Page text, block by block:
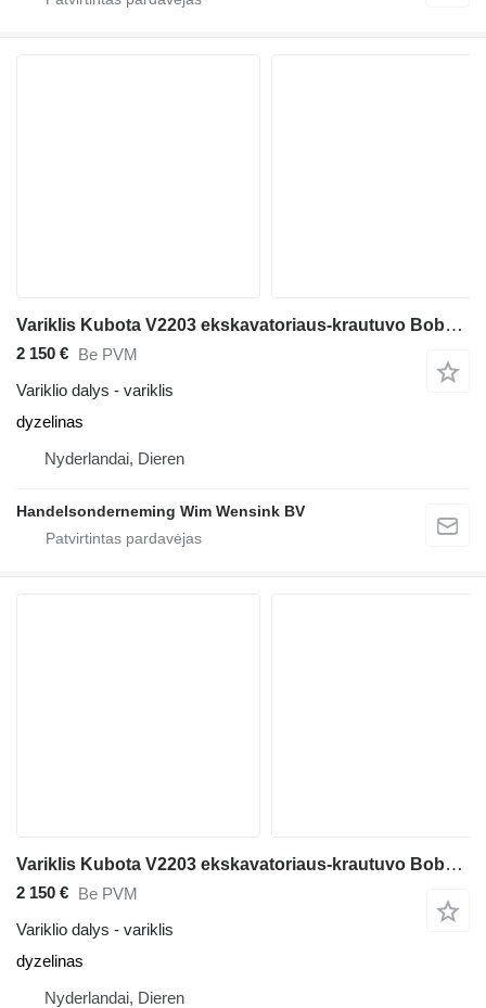
Variklis Kubota V2203 ekskavatoriaus-krautuvo Bobcat B300
2 150 € Be PVM
Variklio dalys - variklis
dyzelinas
Nyderlandai, Dieren
Handelsonderneming Wim Wensink BV
Variklis Kubota V2203 ekskavatoriaus-krautuvo Bobcat B300, S175, S150
2 150 € Be PVM
Variklio dalys - variklis
dyzelinas
Nyderlandai, Dieren